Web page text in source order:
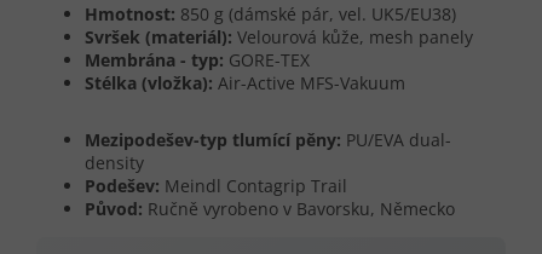
Hmotnost: 850 g (dámské pár, vel. UK5/EU38)
Svršek (materiál): Velourová kůže, mesh panely
Membrána - typ: GORE-TEX
Stélka (vložka): Air-Active MFS-Vakuum
Mezipodešev-typ tlumící pěny: PU/EVA dual-
density
Podešev: Meindl Contagrip Trail
Původ: Ručně vyrobeno v Bavorsku, Německo